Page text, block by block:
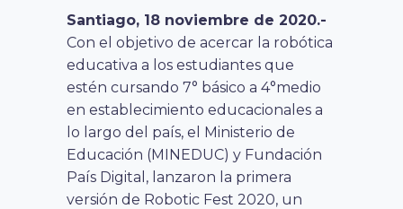
Santiago, 18 noviembre de 2020.-
Con el objetivo de acercar la robótica
educativa a los estudiantes que
estén cursando 7° básico a 4°medio
en establecimiento educacionales a
lo largo del país, el Ministerio de
Educación (MINEDUC) y Fundación
País Digital, lanzaron la primera
versión de Robotic Fest 2020, un